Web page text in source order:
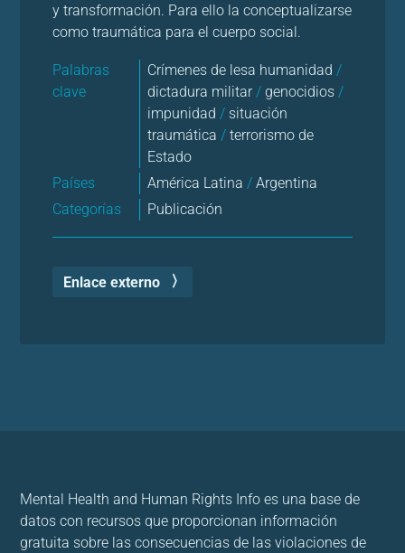
y transformación. Para ello la conceptualizarse
como traumática para el cuerpo social.
Palabras
clave
Crímenes de lesa humanidad/
dictadura militar/ genocidios/
impunidad/ situación
traumática/ terrorismo de
Estado
Países
América Latina/ Argentina
Categorías
Publicación
Enlace externo
Mental Health and Human Rights Info es una base de
datos con recursos que proporcionan información
gratuita sobre las consecuencias de las violaciones de